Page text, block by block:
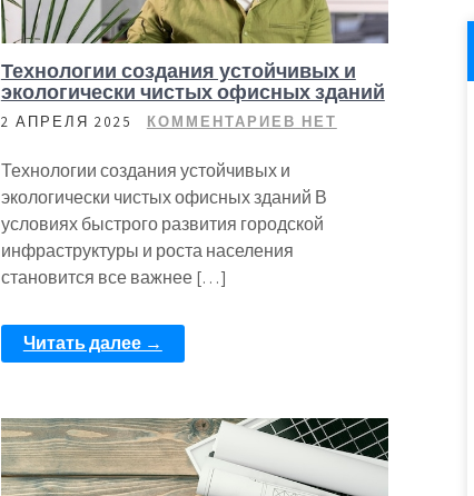
Технологии создания устойчивых и
экологически чистых офисных зданий
2 АПРЕЛЯ 2025 КОММЕНТАРИЕВ НЕТ
Технологии создания устойчивых и
экологически чистых офисных зданий В
условиях быстрого развития городской
инфраструктуры и роста населения
становится все важнее […]
Читать далее →